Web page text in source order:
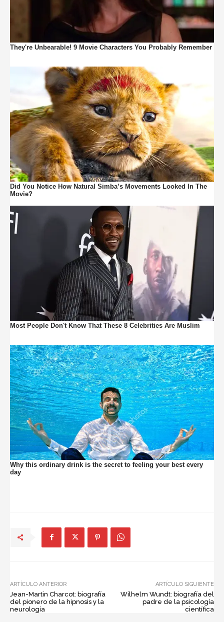
ARTÍCULO ANTERIOR
Jean-Martin Charcot: biografía
del pionero de la hipnosis y la
neurología
ARTÍCULO SIGUIENTE
Wilhelm Wundt: biografía del
padre de la psicología
científica